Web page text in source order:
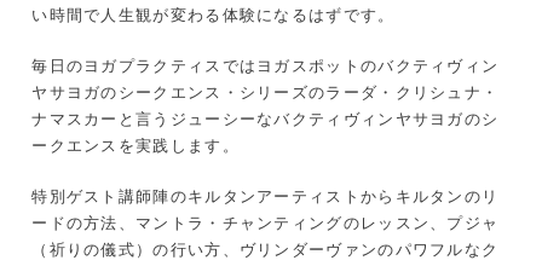
い時間で人生観が変わる体験になるはずです。
毎日のヨガプラクティスではヨガスポットのバクティヴィン
ヤサヨガのシークエンス・シリーズのラーダ・クリシュナ・
ナマスカーと言うジューシーなバクティヴィンヤサヨガのシ
ークエンスを実践します。
特別ゲスト講師陣のキルタンアーティストからキルタンのリ
ードの方法、マントラ・チャンティングのレッスン、プジャ
（祈りの儀式）の行い方、ヴリンダーヴァンのパワフルなク